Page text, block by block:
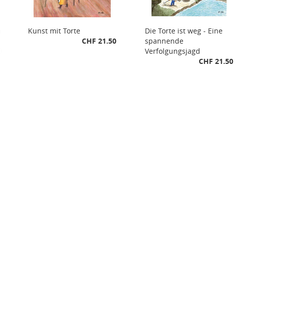
Kunst mit Torte
CHF 21.50
Die Torte ist weg - Eine
spannende
Verfolgungsjagd
CHF 21.50